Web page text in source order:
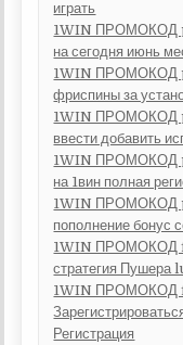
играть
1WIN ПРОМОКОД
на сегодня июнь
1WIN ПРОМОКОД
фриспины за
1WIN ПРОМОКОД
ввести добавить
1WIN ПРОМОКОД
на 1вин полная
1WIN ПРОМОКОД
пополнение бонус
1WIN ПРОМОКОД
стратегия Пушера
1WIN ПРОМОКОД
Регистрация